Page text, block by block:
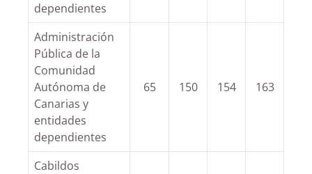
dependientes
Administración
Pública de la
Comunidad
Autónoma de
Canarias y
entidades
dependientes
65 150 154 163
Cabildos